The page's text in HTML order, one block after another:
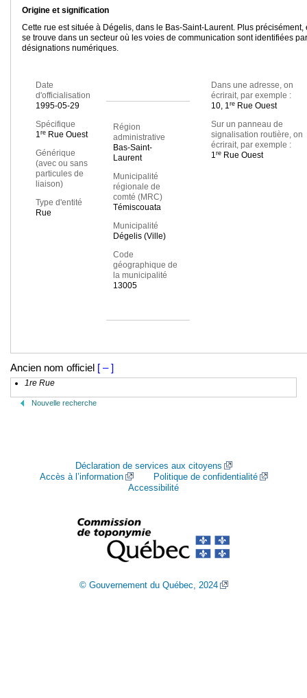
Origine et signification
Cette rue est située à Dégelis, dans le Bas-Saint-Laurent. Plus précisément,
se trouve dans un secteur où les voies de communication sont identifiées par
désignations numériques.
Date
d'officialisation
1995-05-29
Spécifique
1re Rue Ouest
Générique
(avec ou sans
particules de
liaison)
Type d'entité
Rue
Région
administrative
Bas-Saint-
Laurent
Municipalité
régionale de
comté (MRC)
Témiscouata
Municipalité
Dégelis (Ville)
Code
géographique de
la municipalité
13005
Dans une adresse, on
écrirait, par exemple :
10, 1reRue Ouest
Sur un panneau de
signalisation routière, on
écrirait, par exemple :
1reRue Ouest
Ancien nom officiel [ – ]
1re Rue
Nouvelle recherche
Déclaration de services aux citoyens
Accès à l’information
Politique de confidentialité
Accessibilité
© Gouvernement du Québec, 2024